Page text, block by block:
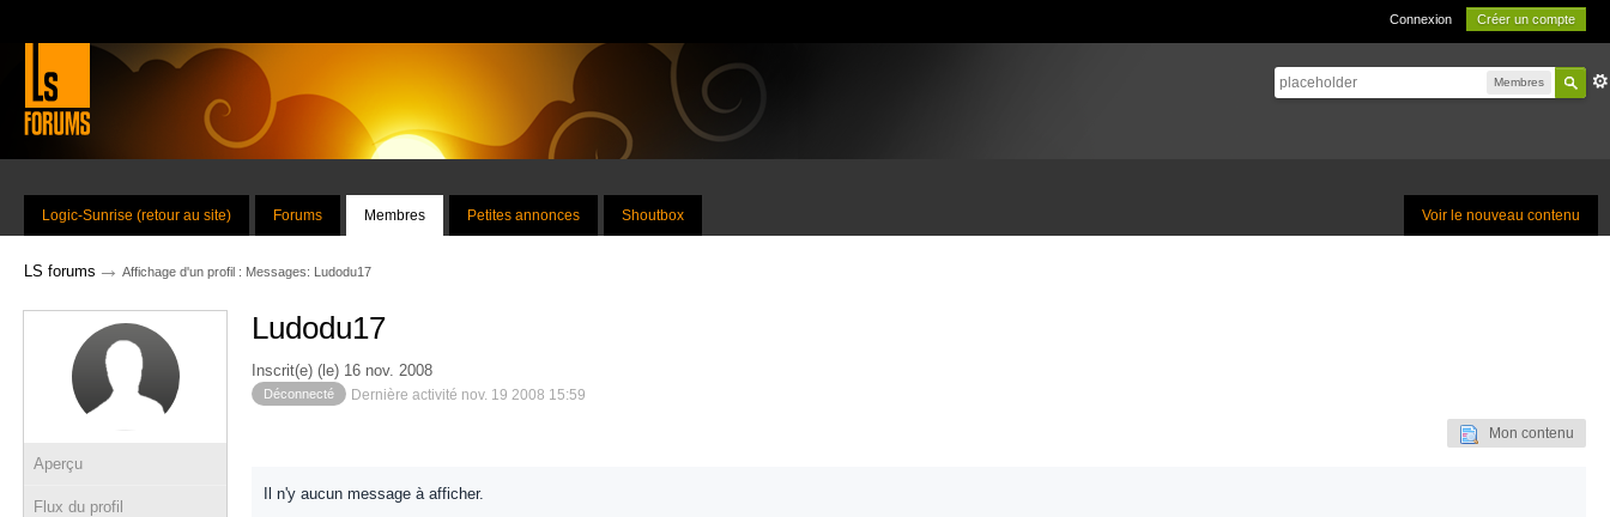
Connexion Créer un compte
Membres
Voir le nouveau contenu
Logic-Sunrise (retour au site) Forums Membres Petites annonces Shoutbox
LS forums → Affichage d'un profil : Messages: Ludodu17
Aperçu
Flux du profil
Ludodu17
Inscrit(e) (le) 16 nov. 2008
Déconnecté Dernière activité nov. 19 2008 15:59
Mon contenu
Il n'y aucun message à afficher.